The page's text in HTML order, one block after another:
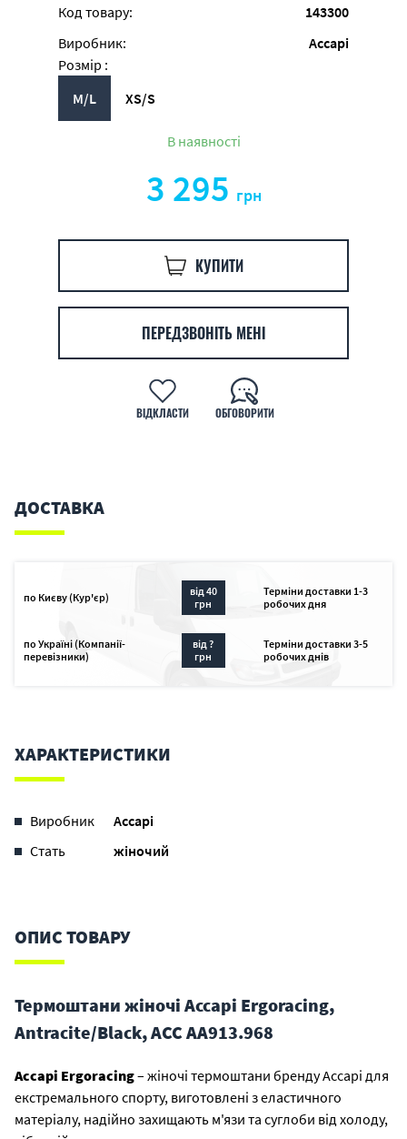
Код товару:
143300
Виробник:
Accapi
Розмір :
M/L
XS/S
В наявності
3 295 грн
КУПИТИ
ПЕРЕДЗВОНІТЬ МЕНІ
ВІДКЛАСТИ ОБГОВОРИТИ
ДОСТАВКА
по Києву (Кур'єр)
від 40
грн
Терміни доставки 1-3
робочих дня
по Україні (Компанії-
перевізники)
від ?
грн
Терміни доставки 3-5
робочих днів
ХАРАКТЕРИСТИКИ
Виробник
Accapi
Стать
жіночий
ОПИС ТОВАРУ
Термоштани жіночі Accapi Ergoracing,
Antracite/Black, ACC АA913.968
Accapi Ergoracing– жіночі термоштани бренду Accapi для
екстремального спорту, виготовлені з еластичного
матеріалу, надійно захищають м'язи та суглоби від холоду,